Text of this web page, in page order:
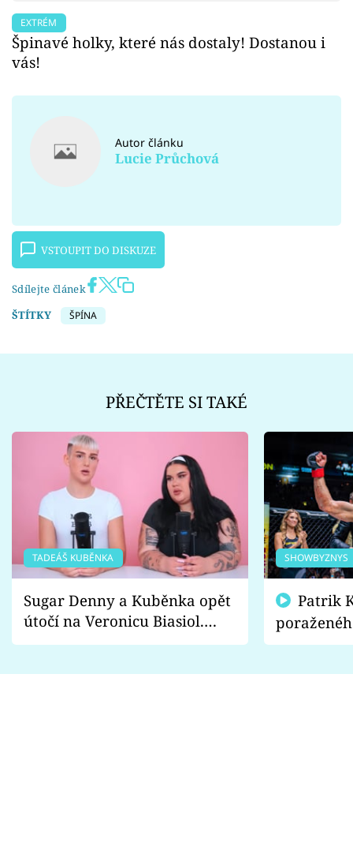
EXTRÉM
Špinavé holky, které nás dostaly! Dostanou i
vás!
Autor článku
Lucie Průchová
VSTOUPIT DO DISKUZE
Sdílejte článek
ŠTÍTKY
ŠPÍNA
PŘEČTĚTE SI TAKÉ
TADEÁŠ KUBĚNKA
Sugar Denny a Kuběnka opět
útočí na Veronicu Biasiol.
Proč je podle nich falešná a
SHOWBYZNYS
fanoušci